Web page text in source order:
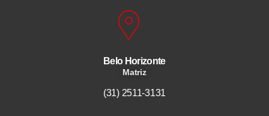
Belo Horizonte
Matriz
(31) 2511-3131